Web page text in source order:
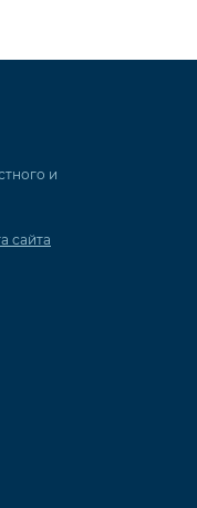
и
сайта